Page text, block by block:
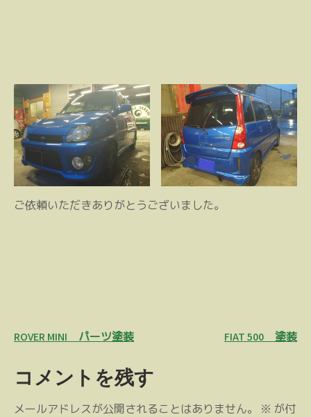
ご依頼いただきありがとうございました。
投
ナ
ビ
ROVER MINI パーツ塗装 FIAT 500 塗装
コメントを残す
メールアドレスが公開されることはありません。 ※ が付